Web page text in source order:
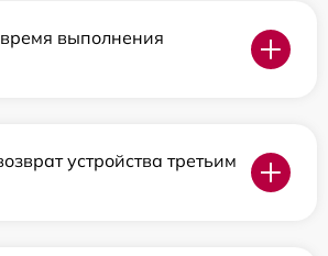
выполнения
устройства третьим